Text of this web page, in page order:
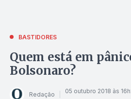
BASTIDORES
Quem está em
Bolsonaro?
Redação 05 outubro 2018 às